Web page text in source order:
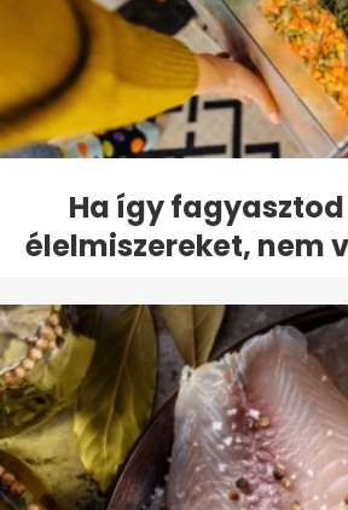
Ha így fagyasztod
élelmiszereket, nem